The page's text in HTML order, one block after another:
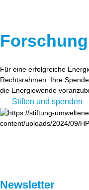
Für eine erfolgreiche
Rechtsrahmen. Ihre
die Energiewende
Stiften und spenden
Newsletter